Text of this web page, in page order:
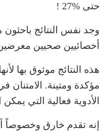
حتى %27 !
وجد نفس النتائج
أخصائيين صحيين
هذه النتائج موثوق بها
مؤكدة ومتينة. الامتنان
الأدوية فعالية التي يمكن
إنه تقدم خارق وخصوصاً